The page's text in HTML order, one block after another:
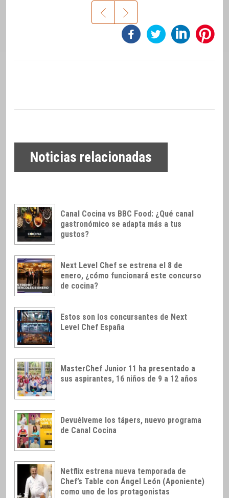
Noticias relacionadas
Canal Cocina vs BBC Food: ¿Qué canal
gastronómico se adapta más a tus
gustos?
Next Level Chef se estrena el 8 de
enero, ¿cómo funcionará este concurso
de cocina?
Estos son los concursantes de Next
Level Chef España
MasterChef Junior 11 ha presentado a
sus aspirantes, 16 niños de 9 a 12 años
Devuélveme los tápers, nuevo programa
de Canal Cocina
Netflix estrena nueva temporada de
Chef’s Table con Ángel León (Aponiente)
como uno de los protagonistas